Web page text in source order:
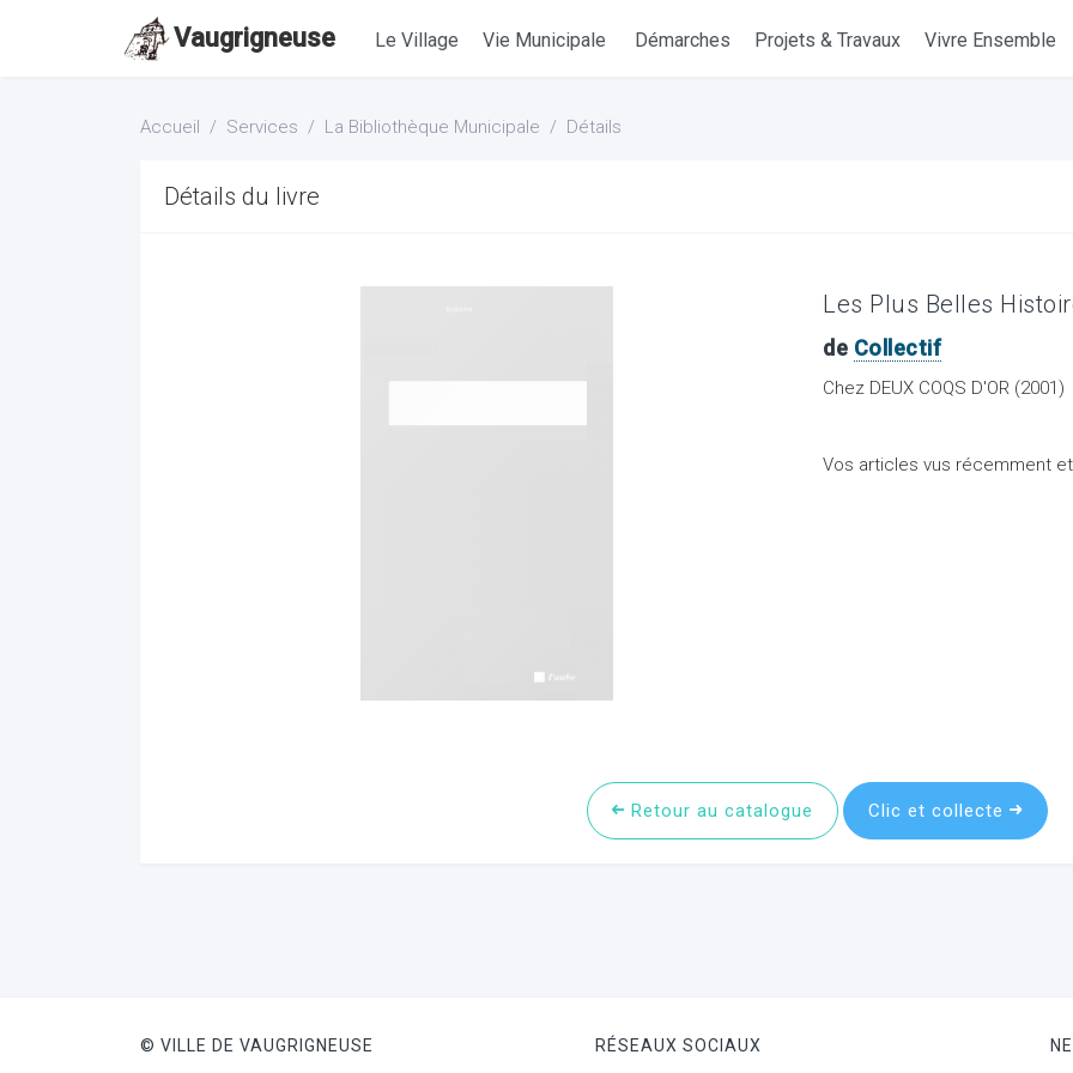
Vaugrigneuse Le Village Vie Municipale Démarches Projets & Travaux Vivre Ensemble
Accueil Services La Bibliothèque Municipale Détails
Détails du livre
Les Plus Belles
de Collectif
Chez DEUX COQS D'OR (2001)
Vos articles vus récemment
Retour au catalogue Clic et collecte
© VILLE DE VAUGRIGNEUSE RÉSEAUX SOCIAUX